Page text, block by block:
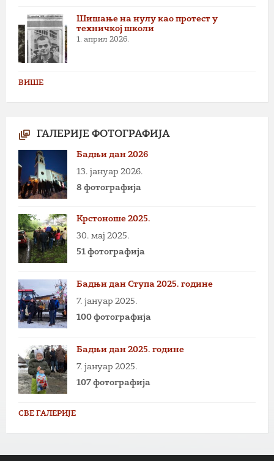
Шишање на нулу као протест у
техничкој школи
1. април 2026.
ВИШЕ
ГАЛЕРИЈЕ ФОТОГРАФИЈА
Бадњи дан 2026
13. јануар 2026.
8 фотографија
Крстоноше 2025.
30. мај 2025.
51 фотографија
Бадњи дан Ступа 2025. године
7. јануар 2025.
100 фотографија
Бадњи дан 2025. године
7. јануар 2025.
107 фотографија
СВЕ ГАЛЕРИЈЕ